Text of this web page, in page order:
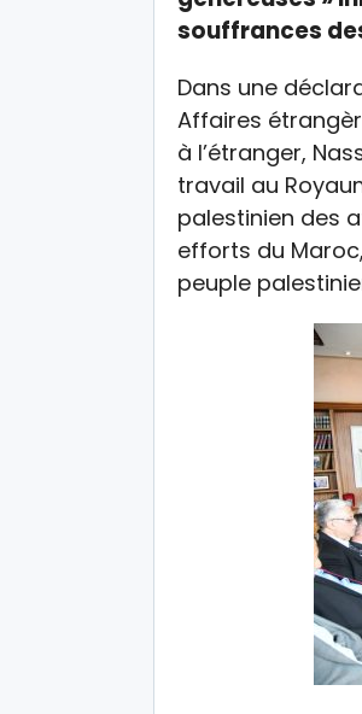
souffrances
Dans une
Affaires
à l’étranger,
travail au
palestinien des
efforts du
peuple